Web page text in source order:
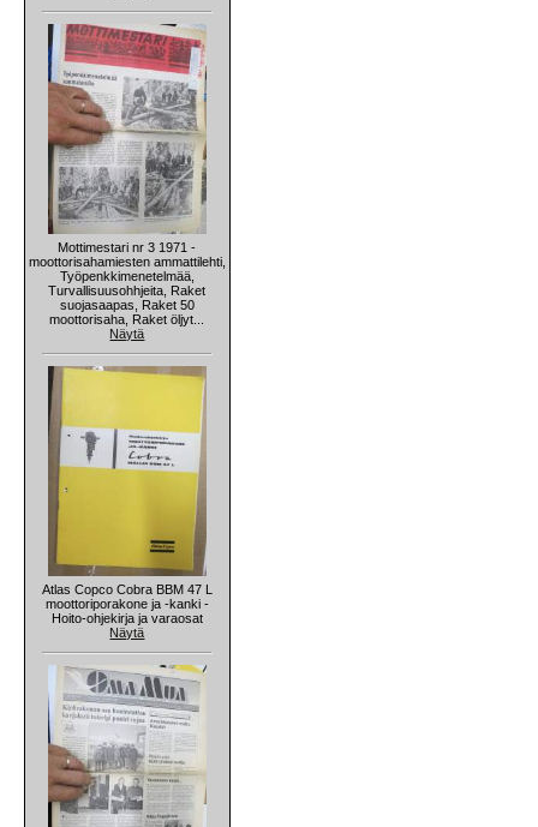
Mottimestari nr 3 1971 -
moottorisahamiesten ammattilehti,
Työpenkkimenetelmää,
Turvallisuusohhjeita, Raket
suojasaapas, Raket 50
moottorisaha, Raket öljyt...
Näytä
Atlas Copco Cobra BBM 47 L
moottoriporakone ja -kanki -
Hoito-ohjekirja ja varaosat
Näytä